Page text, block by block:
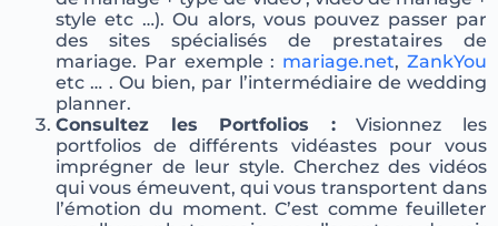
style etc …). Ou alors, vous pouvez passer par
des sites spécialisés de prestataires de
mariage. Par exemple : mariage.net,ZankYou
etc … . Ou bien, par l’intermédiaire de wedding
planner.
Consultez les Portfolios :Visionnez les
portfolios de différents vidéastes pour vous
imprégner de leur style. Cherchez des vidéos
qui vous émeuvent, qui vous transportent dans
l’émotion du moment. C’est comme feuilleter